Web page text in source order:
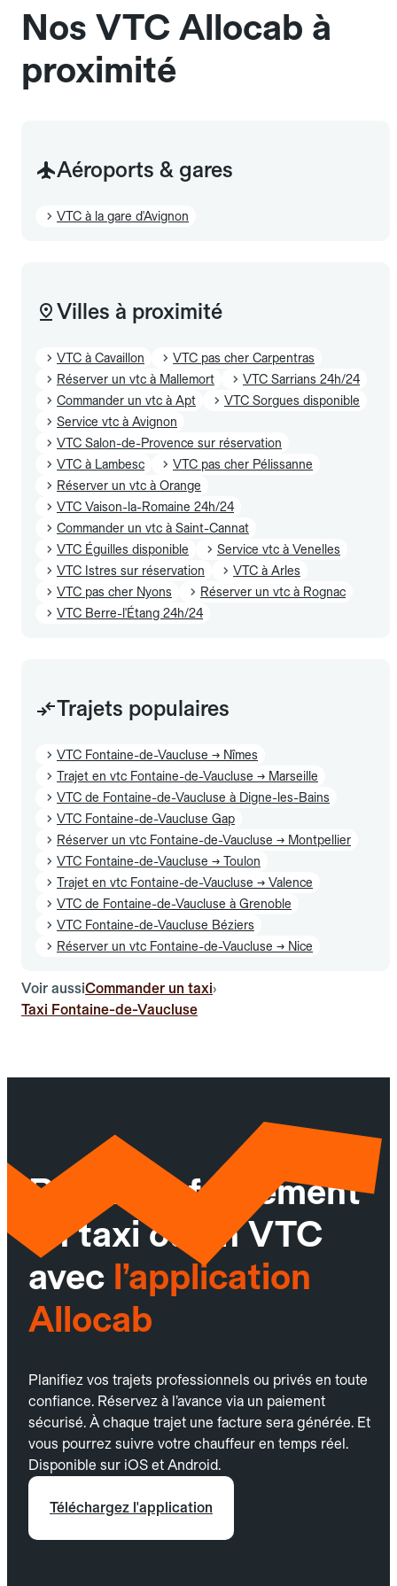
Nos VTC Allocab à
proximité
Aéroports & gares
VTC à la gare d'Avignon
Villes à proximité
VTC à Cavaillon
VTC pas cher Carpentras
Réserver un vtc à Mallemort
VTC Sarrians 24h/24
Commander un vtc à Apt
VTC Sorgues disponible
Service vtc à Avignon
VTC Salon-de-Provence sur réservation
VTC à Lambesc
VTC pas cher Pélissanne
Réserver un vtc à Orange
VTC Vaison-la-Romaine 24h/24
Commander un vtc à Saint-Cannat
VTC Éguilles disponible
Service vtc à Venelles
VTC Istres sur réservation
VTC à Arles
VTC pas cher Nyons
Réserver un vtc à Rognac
VTC Berre-l'Étang 24h/24
Trajets populaires
VTC Fontaine-de-Vaucluse → Nîmes
Trajet en vtc Fontaine-de-Vaucluse → Marseille
VTC de Fontaine-de-Vaucluse à Digne-les-Bains
VTC Fontaine-de-Vaucluse Gap
Réserver un vtc Fontaine-de-Vaucluse → Montpellier
VTC Fontaine-de-Vaucluse → Toulon
Trajet en vtc Fontaine-de-Vaucluse → Valence
VTC de Fontaine-de-Vaucluse à Grenoble
VTC Fontaine-de-Vaucluse Béziers
Réserver un vtc Fontaine-de-Vaucluse → Nice
Voir aussiCommander un taxi›
Taxi Fontaine-de-Vaucluse
Réservez facilement
un taxi ou un VTC
avec l’application
Allocab
Planifiez vos trajets professionnels ou privés en toute
confiance. Réservez à l’avance via un paiement
sécurisé. À chaque trajet une facture sera générée. Et
vous pourrez suivre votre chauffeur en temps réel.
Disponible sur iOS et Android.
Téléchargez l'application